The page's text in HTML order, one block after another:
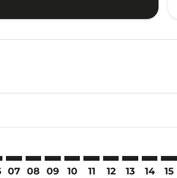
07 08 09 10 11 12 13 14 15